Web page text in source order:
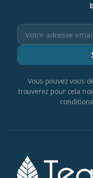
Vous pouvez vous
trouverez pour cela